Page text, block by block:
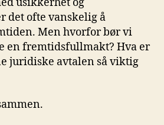
det ofte vanskelig å
Men hvorfor ‍bør vi
en ‍fremtidsfullmakt? Hva er‌
juridiske avtalen⁤ så⁤ viktig